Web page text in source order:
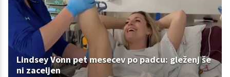
Lindsey Vonn pet mesecev po padcu: gleženj še
ni zaceljen